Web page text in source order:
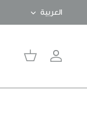
اللغة
العربية
حسابسلة